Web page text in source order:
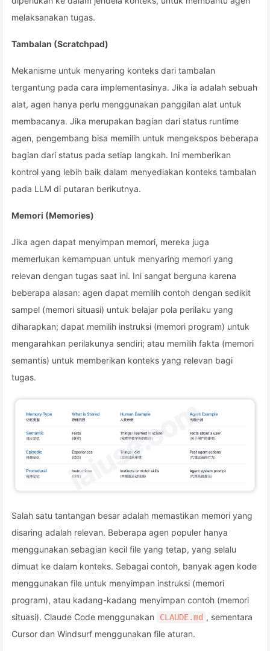
melaksanakan tugas.
Tambalan (Scratchpad)
Mekanisme untuk menyaring konteks dari tambalan
tergantung pada cara implementasinya. Jika ia adalah sebuah
alat, agen hanya perlu menggunakan panggilan alat untuk
membacanya. Jika merupakan bagian dari status runtime
agen, pengembang bisa memilih untuk mengekspos beberapa
bagian dari status pada setiap langkah. Ini memberikan
kontrol yang lebih baik dalam menyediakan konteks tambalan
pada LLM di putaran berikutnya.
Memori (Memories)
Jika agen dapat menyimpan memori, mereka juga
memerlukan kemampuan untuk menyaring memori yang
relevan dengan tugas saat ini. Ini sangat berguna karena
beberapa alasan: agen dapat memilih contoh dengan sedikit
sampel (memori situasi) untuk belajar pola perilaku yang
diharapkan; dapat memilih instruksi (memori program) untuk
mengarahkan perilakunya sendiri; atau memilih fakta (memori
semantis) untuk memberikan konteks yang relevan bagi
tugas.
Salah satu tantangan besar adalah memastikan memori yang
disaring adalah relevan. Beberapa agen populer hanya
menggunakan sebagian kecil file yang tetap, yang selalu
dimuat ke dalam konteks. Sebagai contoh, banyak agen kode
menggunakan file untuk menyimpan instruksi (memori
program), atau kadang-kadang menyimpan contoh (memori
situasi). Claude Code menggunakan
CLAUDE.md , sementara
Cursor dan Windsurf menggunakan file aturan.